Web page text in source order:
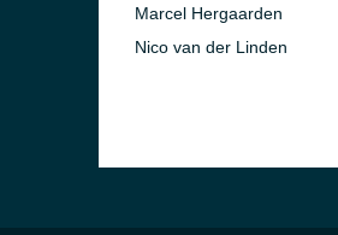
Marcel Hergaarden
Nico van der Linden